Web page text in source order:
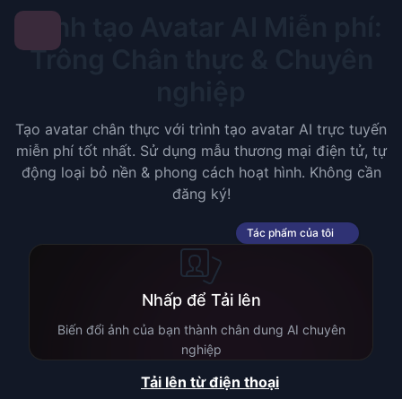
Trình tạo Avatar AI Miễn phí:
Trông Chân thực & Chuyên
Tạo avatar chân thực với trình tạo avatar AI trực tuyến
miễn phí tốt nhất. Sử dụng mẫu thương mại điện tử, tự
động loại bỏ nền & phong cách hoạt hình. Không cần
đăng ký!
Tác phẩm của tôi
Nhấp để Tải lên
Biến đổi ảnh của bạn thành chân dung AI chuyên
nghiệp
Tải lên từ điện thoại